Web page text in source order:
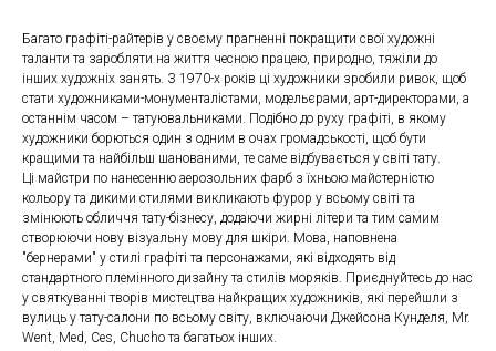
Багато графіті-райтерів у своєму прагненні покращити свої художні
таланти та заробляти на життя чесною працею, природно, тяжіли до
інших художніх занять. З 1970-х років ці художники зробили ривок, щоб
стати художниками-монументалістами, модельєрами, арт-директорами, а
останнім часом – татуювальниками. Подібно до руху графіті, в якому
художники борються один з одним в очах громадськості, щоб бути
кращими та найбільш шанованими, те саме відбувається у світі тату.
Ці майстри по нанесенню аерозольних фарб з їхньою майстерністю
кольору та дикими стилями викликають фурор у всьому світі та
змінюють обличчя тату-бізнесу, додаючи жирні літери та тим самим
створюючи нову візуальну мову для шкіри. Мова, наповнена
"бернерами" у стилі графіті та персонажами, які відходять від
стандартного племінного дизайну та стилів моряків. Приєднуйтесь до нас
у святкуванні творів мистецтва найкращих художників, які перейшли з
вулиць у тату-салони по всьому світу, включаючи Джейсона Кунделя, Mr.
Went, Med, Ces, Chucho та багатьох інших.